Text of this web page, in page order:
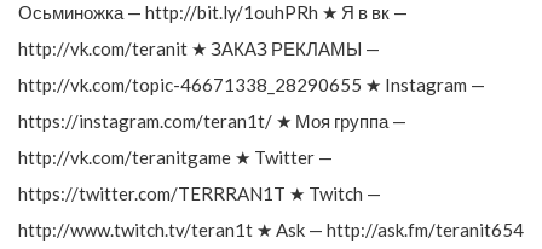
Осьминожка — http://bit.ly/1ouhPRh ★ Я в вк —
http://vk.com/teranit ★ ЗАКАЗ РЕКЛАМЫ —
http://vk.com/topic-46671338_28290655 ★ Instagram —
https://instagram.com/teran1t/ ★ Моя группа —
http://vk.com/teranitgame ★ Twitter —
https://twitter.com/TERRRAN1T ★ Twitch —
http://www.twitch.tv/teran1t ★ Ask — http://ask.fm/teranit654